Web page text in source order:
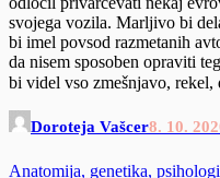
svojega vozila. Marljivo bi
bi imel povsod razmetanih
da nisem sposoben opraviti
bi videl vso zmešnjavo,
Doroteja Vašcer8. 10.
Anatomija, genetika,